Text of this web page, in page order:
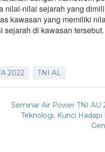
nilai-nilai sejarah yang
kawasan yang memiliki
sejarah di kawasan tersebut.
2022 TNI AL
Seminar Air Power TNI AU
Teknologi, Kunci Hadapi